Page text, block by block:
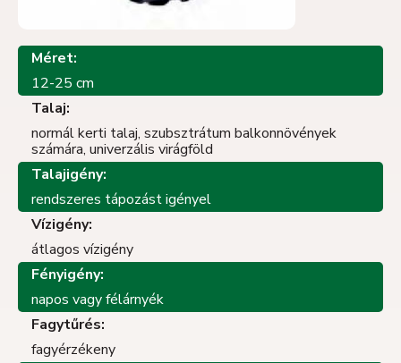
Méret:
12-25 cm
Talaj:
normál kerti talaj, szubsztrátum balkonnövények
számára, univerzális virágföld
Talajigény:
rendszeres tápozást igényel
Vízigény:
átlagos vízigény
Fényigény:
napos vagy félárnyék
Fagytűrés:
fagyérzékeny